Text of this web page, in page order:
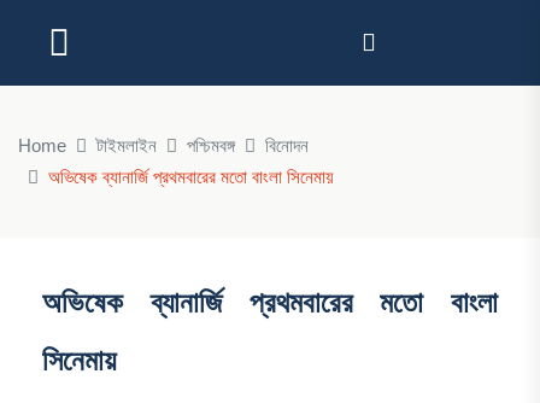
Home টাইমলাইন পশ্চিমবঙ্গ
বিনোদন
অভিষেক ব্যানার্জি প্রথমবারের মতো বাংলা সিনেমায়
অভিষেক ব্যানার্জি প্রথমবারের মতো বাংলা
সিনেমায়